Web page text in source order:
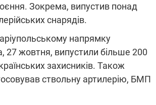
Зокрема, випустив понад
снарядів.
напрямку
27 жовтня, випустили більше 200
захисників. Також
ствольну артилерію, БМП